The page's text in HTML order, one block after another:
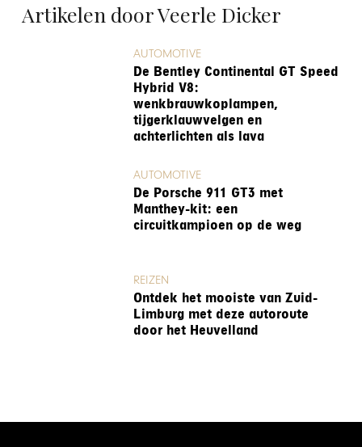
Artikelen door Veerle Dicker
AUTOMOTIVE
De Bentley Continental GT Speed
Hybrid V8:
wenkbrauwkoplampen,
tijgerklauwvelgen en
achterlichten als lava
AUTOMOTIVE
De Porsche 911 GT3 met
Manthey-kit: een
circuitkampioen op de weg
REIZEN
Ontdek het mooiste van Zuid-
Limburg met deze autoroute
door het Heuvelland